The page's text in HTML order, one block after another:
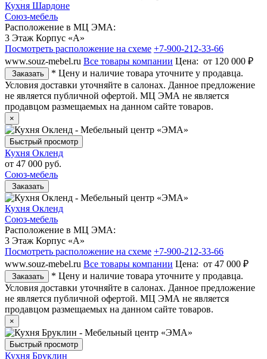
Кухня Шардоне
Союз-мебель
Расположение в МЦ ЭМА:
3 Этаж Корпус «А»
Посмотреть расположение на схеме +7-900-212-33-66
www.souz-mebel.ru Все товары компании Цена: от 120 000 ₽
Заказать
* Цену и наличие товара уточните у продавца.
Условия доставки уточняйте в салонах. Данное предложение
не является публичной офертой. МЦ ЭМА не является
продавцом размещаемых на данном сайте товаров.
×
Быстрый просмотр
Кухня Окленд
от 47 000 руб.
Союз-мебель
Заказать
Кухня Окленд
Союз-мебель
Расположение в МЦ ЭМА:
3 Этаж Корпус «А»
Посмотреть расположение на схеме +7-900-212-33-66
www.souz-mebel.ru Все товары компании Цена: от 47 000 ₽
Заказать
* Цену и наличие товара уточните у продавца.
Условия доставки уточняйте в салонах. Данное предложение
не является публичной офертой. МЦ ЭМА не является
продавцом размещаемых на данном сайте товаров.
×
Быстрый просмотр
Кухня Бруклин